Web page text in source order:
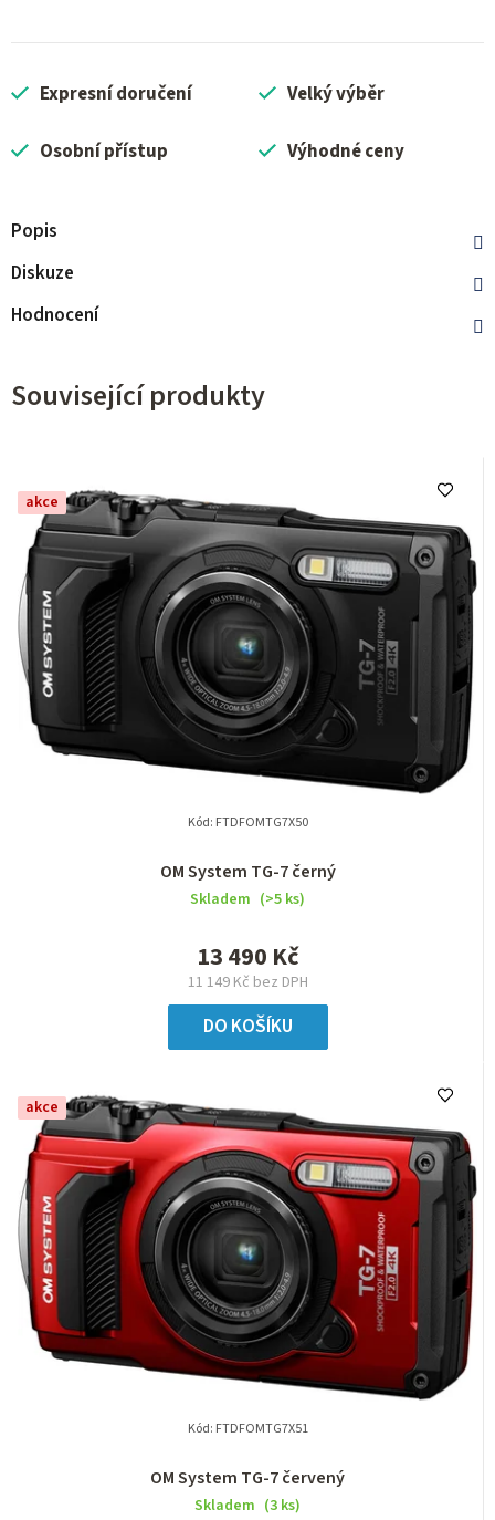
Expresní doručení Velký výběr
Osobní přístup Výhodné ceny
Popis
Diskuze
Hodnocení
Související produkty
akce
OM System TG-7 černý
Skladem (>5 ks)
11 149 Kč bez DPH
13 490 Kč
DO KOŠÍKU
Kód: FTDFOMTG7X50
akce
OM System TG-7 červený
Skladem (3 ks)
Kód: FTDFOMTG7X51